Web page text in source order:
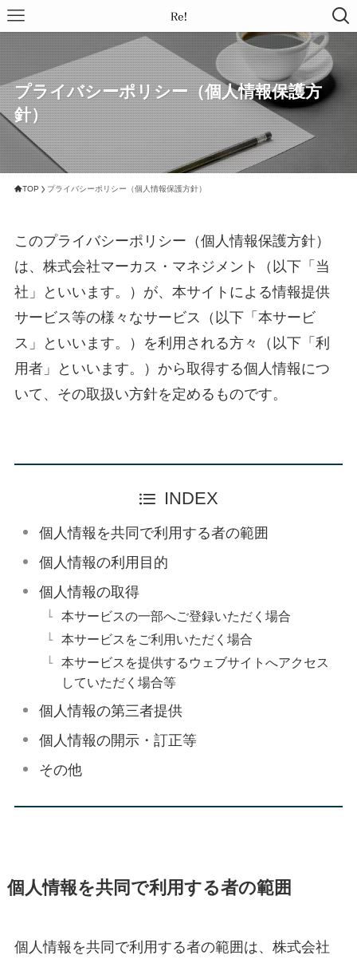
プライバシーポリシー（個人情報保護方
針）
TOP プライバシーポリシー（個人情報保護方針）
このプライバシーポリシー（個人情報保護方針）
は、株式会社マーカス・マネジメント（以下「当
社」といいます。）が、本サイトによる情報提供
サービス等の様々なサービス（以下「本サービ
ス」といいます。）を利用される方々（以下「利
用者」といいます。）から取得する個人情報につ
いて、その取扱い方針を定めるものです。
INDEX
個人情報を共同で利用する者の範囲
個人情報の利用目的
個人情報の取得
本サービスの一部へご登録いただく場合
本サービスをご利用いただく場合
本サービスを提供するウェブサイトへアクセス
していただく場合等
個人情報の第三者提供
個人情報の開示・訂正等
その他
個人情報を共同で利用する者の範囲
個人情報を共同で利用する者の範囲は、株式会社